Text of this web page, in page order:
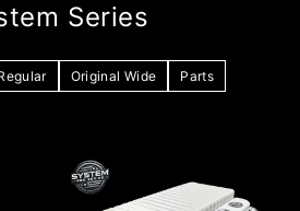
Series
Original Wide Parts